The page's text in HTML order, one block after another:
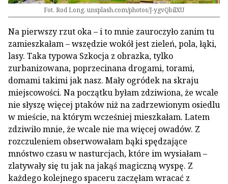
Fot. Rod Long, unsplash.com/photos/J-ygvQbilXU
Na pierwszy rzut oka – i to mnie zauroczyło zanim tu
zamieszkałam – wszędzie wokół jest zieleń, pola, łąki,
lasy. Taka typowa Szkocja z obrazka, tylko
zurbanizowana, poprzecinana drogami, torami,
domami takimi jak nasz. Mały ogródek na skraju
miejscowości. Na początku byłam zdziwiona, że wcale
nie słyszę więcej ptaków niż na zadrzewionym osiedlu
w mieście, na którym wcześniej mieszkałam. Latem
zdziwiło mnie, że wcale nie ma więcej owadów. Z
rozczuleniem obserwowałam bąki spędzające
mnóstwo czasu w nasturcjach, które im wysiałam –
zlatywały się tu jak na jakąś magiczną wyspę. Z
każdego kolejnego spaceru zaczęłam wracać z